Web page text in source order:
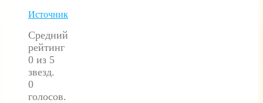
Источник
Средний
рейтинг
0 из 5
звезд.
0
голосов.